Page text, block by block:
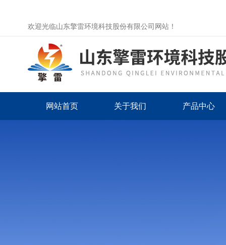
欢迎光临山东擎雷环境科技股份有限公司网站！
网站首页 关于我们 产品中心